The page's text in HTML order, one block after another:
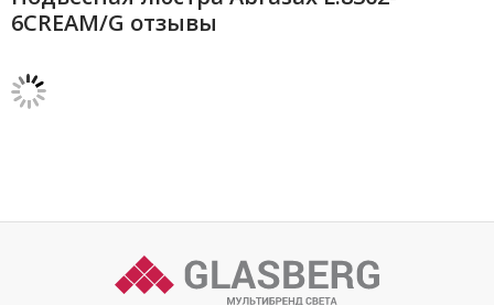
6CREAM/G отзывы